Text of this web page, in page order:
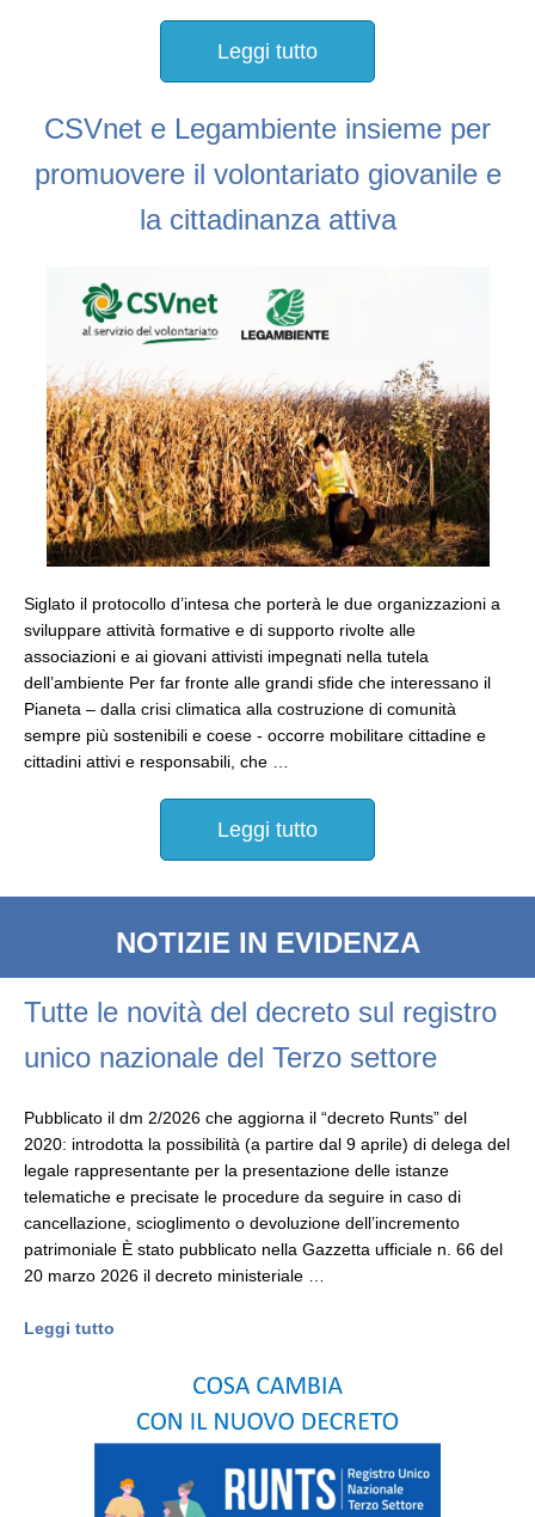
Leggi tutto
CSVnet e Legambiente insieme per
promuovere il volontariato giovanile e
la cittadinanza attiva
Siglato il protocollo d’intesa che porterà le due organizzazioni a
sviluppare attività formative e di supporto rivolte alle
associazioni e ai giovani attivisti impegnati nella tutela
dell’ambiente Per far fronte alle grandi sfide che interessano il
Pianeta – dalla crisi climatica alla costruzione di comunità
sempre più sostenibili e coese - occorre mobilitare cittadine e
cittadini attivi e responsabili, che …
Leggi tutto
NOTIZIE IN EVIDENZA
Tutte le novità del decreto sul registro
unico nazionale del Terzo settore
Pubblicato il dm 2/2026 che aggiorna il “decreto Runts” del
2020: introdotta la possibilità (a partire dal 9 aprile) di delega del
legale rappresentante per la presentazione delle istanze
telematiche e precisate le procedure da seguire in caso di
cancellazione, scioglimento o devoluzione dell’incremento
patrimoniale È stato pubblicato nella Gazzetta ufficiale n. 66 del
20 marzo 2026 il decreto ministeriale …
Leggi tutto